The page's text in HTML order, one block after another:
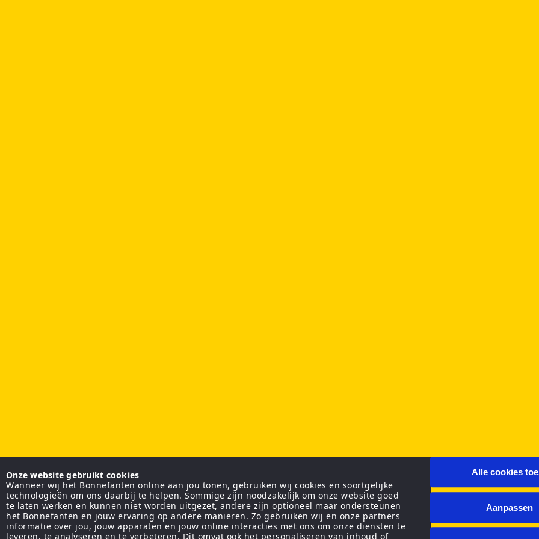
Onze website gebruikt cookies
Wanneer wij het Bonnefanten online aan jou tonen, gebruiken wij cookies en soortgelijke
technologieën om ons daarbij te helpen. Sommige zijn noodzakelijk om onze website goed
te laten werken en kunnen niet worden uitgezet, andere zijn optioneel maar ondersteunen
het Bonnefanten en jouw ervaring op andere manieren. Zo gebruiken wij en onze partners
informatie over jou, jouw apparaten en jouw online interacties met ons om onze diensten te
leveren, te analyseren en te verbeteren. Dit omvat ook het personaliseren van inhoud of
Alle cookies
Aanpassen